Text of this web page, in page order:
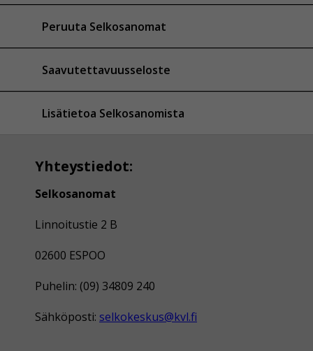
Peruuta Selkosanomat
Saavutettavuusseloste
Lisätietoa Selkosanomista
Yhteystiedot:
Selkosanomat
Linnoitustie 2 B
02600 ESPOO
Puhelin: (09) 34809 240
Sähköposti: selkokeskus@kvl.fi